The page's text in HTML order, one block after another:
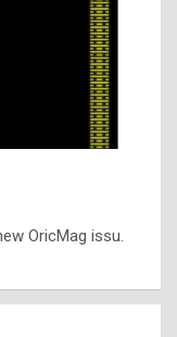
OricMag issu.